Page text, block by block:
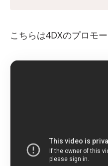
こちらは4DXのプロモ